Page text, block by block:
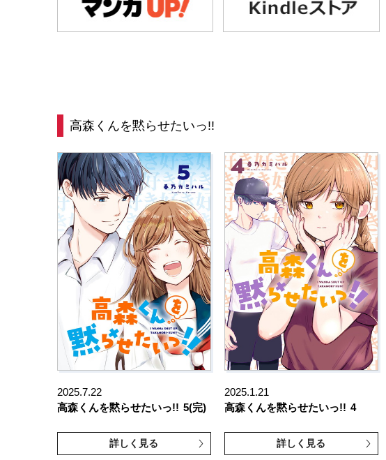
高森くんを黙らせたいっ!!
2025.7.22
高森くんを黙らせたいっ!! 5(完)
詳しく見る
2025.1.21
高森くんを黙らせたいっ!! 4
詳しく見る